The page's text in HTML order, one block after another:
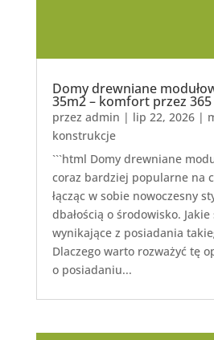
Domy drewniane
35m2 – komfort przez
przez admin | lip 22, 2026|
konstrukcje
```html Domy drewniane
coraz bardziej popularne na
łącząc w sobie nowoczesny
dbałością o środowisko.
wynikające z posiadania
Dlaczego warto rozważyć tę
o posiadaniu...